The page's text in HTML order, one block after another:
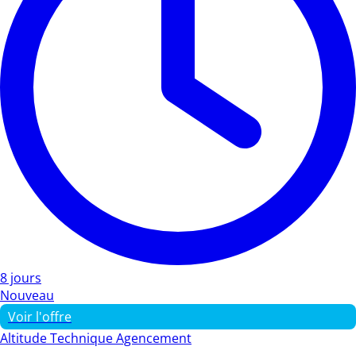
8 jours
Nouveau
Voir l'offre
Altitude Technique Agencement